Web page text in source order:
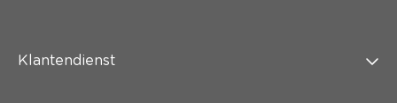
Klantendienst